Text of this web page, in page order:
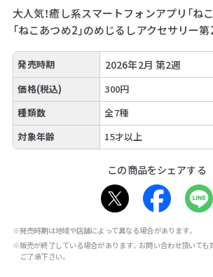
大人気！癒し系スマートフォンアプリ「ね
「ねこあつめ2」のめじるしアクセサリー第
発売時期 2026年2月 第2週
価格(税込)
300円
種類数
全7種
対象年齢
15才以上
この商品をシェアする
※発売時期は地域や店舗によって異なる場合があります。
※販売が終了している場合があります。お問い合わせ頂いても
ご了承下さい。